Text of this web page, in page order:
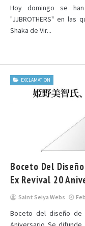
Hoy domingo se
"JJBROTHERS" en
Shaka de Vir...
EXCLAMATION
Boceto Del
Ex Revival 20
Saint Seiya Webs
Boceto del diseño de